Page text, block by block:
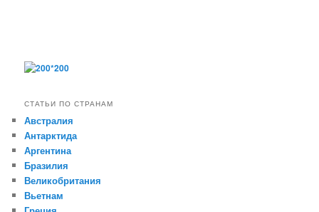
СТАТЬИ ПО СТРАНАМ
Австралия
Антарктида
Аргентина
Бразилия
Великобритания
Вьетнам